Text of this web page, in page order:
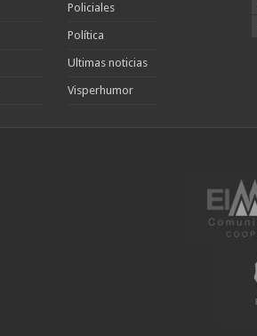
Policiales
Política
Ultimas noticias
Visperhumor